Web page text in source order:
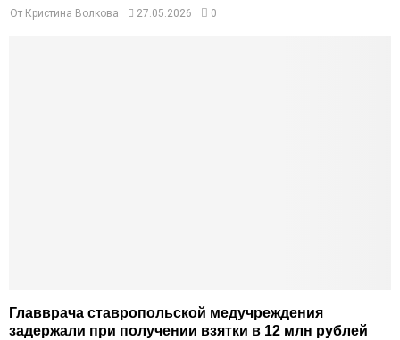
От Кристина Волкова 27.05.2026 0
Главврача ставропольской медучреждения
задержали при получении взятки в 12 млн рублей